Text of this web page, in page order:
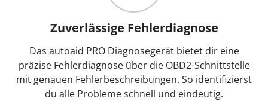
Zuverlässige Fehlerdiagnose
Das autoaid PRO Diagnosegerät bietet dir eine
präzise Fehlerdiagnose über die OBD2-Schnittstelle
mit genauen Fehlerbeschreibungen. So identifizierst
du alle Probleme schnell und eindeutig.